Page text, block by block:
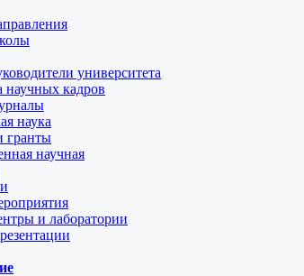
университета
научных кадров
наука
гранты
научная
и лаборатории